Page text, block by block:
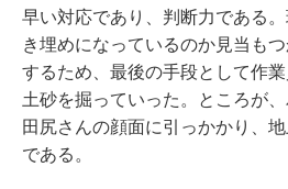
早い対応であり、判断力である
き埋めになっているのか見当も
するため、最後の手段として作
土砂を掘っていった。ところが
田尻さんの顔面に引っかかり、
である。